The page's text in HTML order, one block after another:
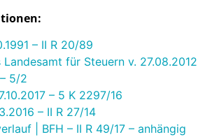
– II R 20/89
Landesamt für Steuern v. 27.08.2012
5/2
– 5 K 2297/16
– II R 27/14
| BFH – II R 49/17 – anhängig